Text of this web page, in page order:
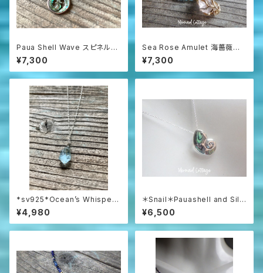
Paua Shell Wave スピネルネ
ックレス sv925
¥7,300
Sea Rose Amulet 海薔薇の
お守り ローズクォーツとアパタ
イトのネックレス
¥7,300
*sv925*Ocean’s Whisper
– Raw Aquamarine Pendan
t アクアマリンラフロックのネッ
クレス
¥4,980
＊Snail＊Pauashell and Silv
er 925 シルバー925とパウア
シェルの巻貝ネックレス
¥6,500